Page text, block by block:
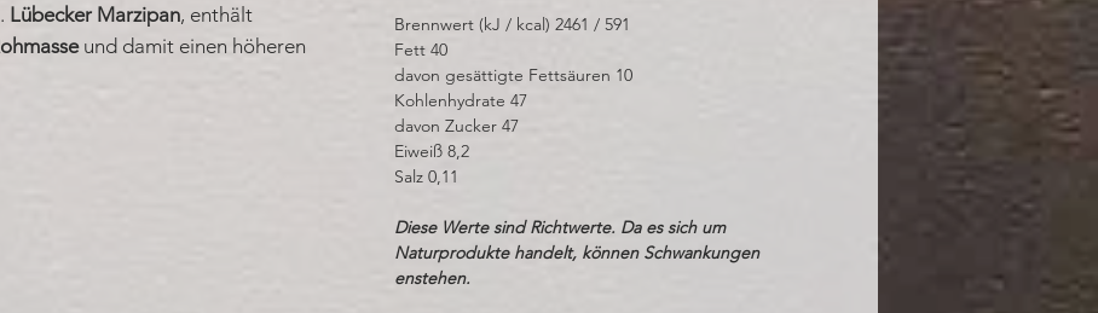
Lübecker Marzipan, enthält
und damit einen höheren
Brennwert (kJ / kcal) 2461 / 591
Fett 40
davon gesättigte Fettsäuren 10
Kohlenhydrate 47
davon Zucker 47
Eiweiß 8,2
Salz 0,11
Diese Werte sind Richtwerte. Da es sich um
Naturprodukte handelt, können Schwankungen
enstehen.